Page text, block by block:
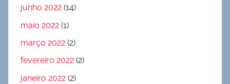
junho 2022 (14)
maio 2022 (1)
março 2022 (2)
fevereiro 2022 (2)
janeiro 2022 (2)